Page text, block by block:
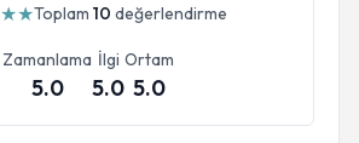
★★Toplam 10 değerlendirme
Zamanlama
5.0
İlgi
5.0
Ortam
5.0